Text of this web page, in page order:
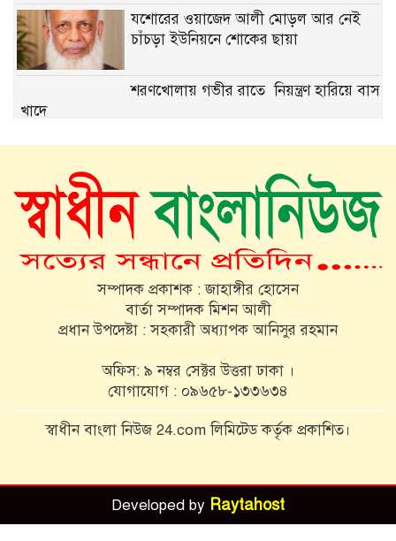
যশোরের ওয়াজেদ আলী মোড়ল আর নেই
চাঁচড়া ইউনিয়নে শোকের ছায়া
শরণখোলায় গভীর রাতে নিয়ন্ত্রণ হারিয়ে বাস
খাদে
জৈন্তাপুরে ডিবির অভিযানে ৫ হাজার
বেনাপোল দিয়ে ভারত থেকে কাঁচা মরিচ
আমদানি শুরু
ড্রাম থেকে ১১ কেজি গাঁজা উদ্ধার, নারী
আটক
কোহলার
ফ্যাসিস্টদের দমনে পুলিশ কঠোর ভূমিকা
পালন করবে: খুলনা রেঞ্জের ডিআইজি
সম্পাদক প্রকাশক : জাহাঙ্গীর হোসেন
বার্তা সম্পাদক মিশন আলী
প্রধান উপদেষ্টা : সহকারী অধ্যাপক আনিসুর রহমান
অফিস: ৯ নম্বর সেক্টর উত্তরা ঢাকা ।
যোগাযোগ : ০৯৬৫৮-১৩৩৬৩৪
স্বাধীন বাংলা নিউজ 24.com লিমিটেড কর্তৃক প্রকাশিত।
Developed by Raytahost